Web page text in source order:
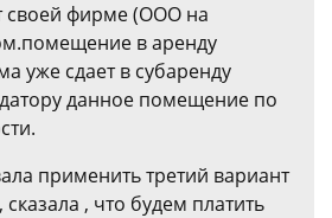
своей фирме (ООО на
в аренду
уже сдает в субаренду
данное помещение по
применить третий вариант
, что будем платить